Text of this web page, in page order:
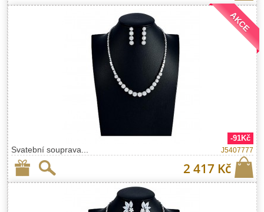
Svatební souprava...
-91Kč
J5407777
2 417 Kč
AKCE